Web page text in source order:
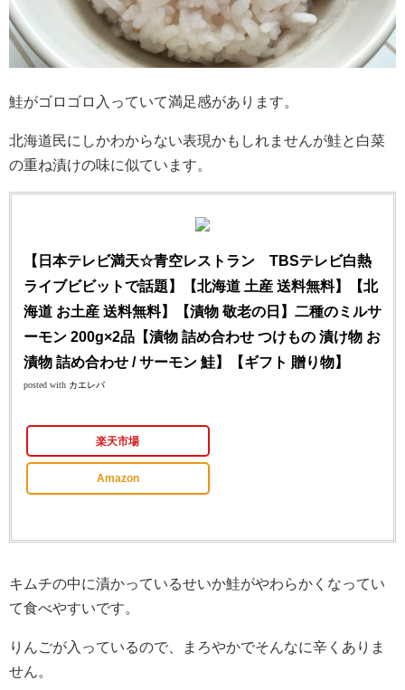
鮭がゴロゴロ入っていて満足感があります。
北海道民にしかわからない表現かもしれませんが鮭と白菜
の重ね漬けの味に似ています。
【日本テレビ満天☆青空レストラン TBSテレビ白熱
ライブビビットで話題】【北海道 土産 送料無料】【北
海道 お土産 送料無料】【漬物 敬老の日】二種のミルサ
ーモン 200g×2品【漬物 詰め合わせ つけもの 漬け物 お
漬物 詰め合わせ / サーモン 鮭】【ギフト 贈り物】
posted with カエレバ
楽天市場
Amazon
キムチの中に漬かっているせいか鮭がやわらかくなってい
て食べやすいです。
りんごが入っているので、まろやかでそんなに辛くありま
せん。